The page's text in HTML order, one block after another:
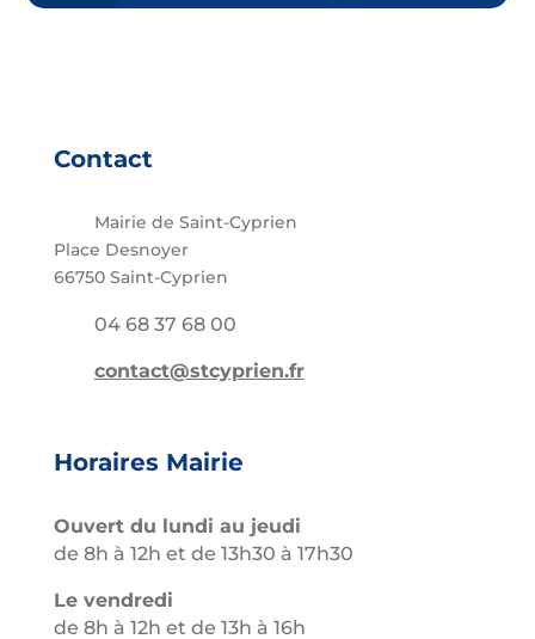
Contact
Mairie de Saint-Cyprien
Place Desnoyer
66750 Saint-Cyprien
04 68 37 68 00
contact@stcyprien.fr
Horaires Mairie
Ouvert du lundi au jeudi
de 8h à 12h et de 13h30 à 17h30
Le vendredi
de 8h à 12h et de 13h à 16h